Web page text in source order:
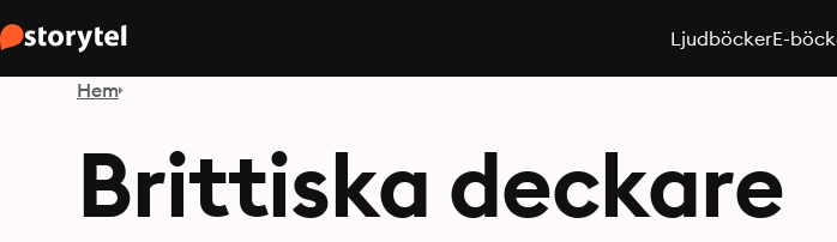
LjudböckerE-
Hem
Brittiska deckare